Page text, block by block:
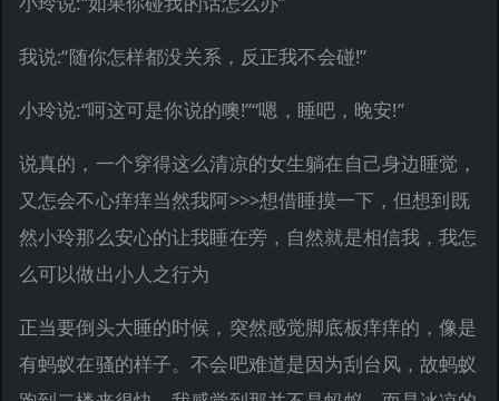
我说:“随你怎样都没关系，反正我不会碰!”
小玲说:“呵这可是你说的噢!”“嗯，睡吧，晚安!”
说真的，一个穿得这么清凉的女生躺在自己身边睡觉，
又怎会不心痒痒当然我阿>>>想借睡摸一下，但想到既
然小玲那么安心的让我睡在旁，自然就是相信我，我怎
么可以做出小人之行为
正当要倒头大睡的时候，突然感觉脚底板痒痒的，像是
有蚂蚁在骚的样子。不会吧难道是因为刮台风，故蚂蚁